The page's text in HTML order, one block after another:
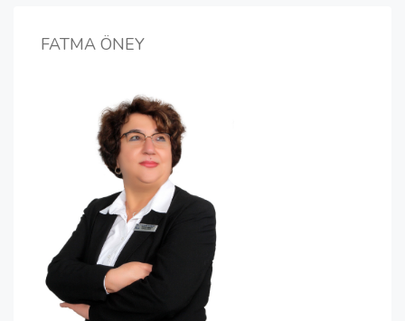
FATMA ÖNEY